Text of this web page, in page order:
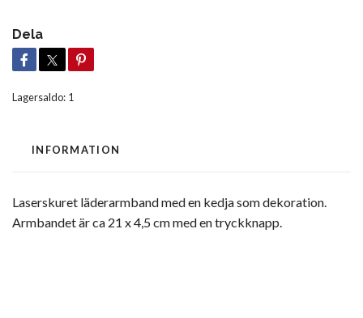
Dela
Lagersaldo: 1
INFORMATION
Laserskuret läderarmband med en kedja som dekoration.
Armbandet är ca 21 x 4,5 cm med en tryckknapp.